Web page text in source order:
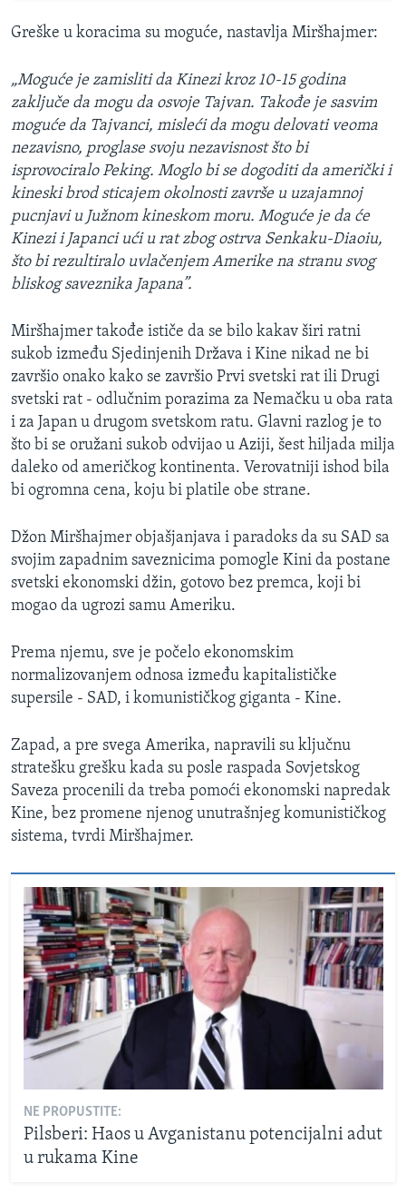
Greške u koracima su moguće, nastavlja Miršhajmer:
„Moguće je zamisliti da Kinezi kroz 10-15 godina
zaključe da mogu da osvoje Tajvan. Takođe je sasvim
moguće da Tajvanci, misleći da mogu delovati veoma
nezavisno, proglase svoju nezavisnost što bi
isprovociralo Peking. Moglo bi se dogoditi da američki i
kineski brod sticajem okolnosti završe u uzajamnoj
pucnjavi u Južnom kineskom moru. Moguće je da će
Kinezi i Japanci ući u rat zbog ostrva Senkaku-Diaoiu,
što bi rezultiralo uvlačenjem Amerike na stranu svog
bliskog saveznika Japana”.
Miršhajmer takođe ističe da se bilo kakav širi ratni
sukob između Sjedinjenih Država i Kine nikad ne bi
završio onako kako se završio Prvi svetski rat ili Drugi
svetski rat - odlučnim porazima za Nemačku u oba rata
i za Japan u drugom svetskom ratu. Glavni razlog je to
što bi se oružani sukob odvijao u Aziji, šest hiljada milja
daleko od američkog kontinenta. Verovatniji ishod bila
bi ogromna cena, koju bi platile obe strane.
Džon Miršhajmer objašjanjava i paradoks da su SAD sa
svojim zapadnim saveznicima pomogle Kini da postane
svetski ekonomski džin, gotovo bez premca, koji bi
mogao da ugrozi samu Ameriku.
Prema njemu, sve je počelo ekonomskim
normalizovanjem odnosa između kapitalističke
supersile - SAD, i komunističkog giganta - Kine.
Zapad, a pre svega Amerika, napravili su ključnu
stratešku grešku kada su posle raspada Sovjetskog
Saveza procenili da treba pomoći ekonomski napredak
Kine, bez promene njenog unutrašnjeg komunističkog
sistema, tvrdi Miršhajmer.
NE PROPUSTITE:
Pilsberi: Haos u Avganistanu potencijalni adut
u rukama Kine